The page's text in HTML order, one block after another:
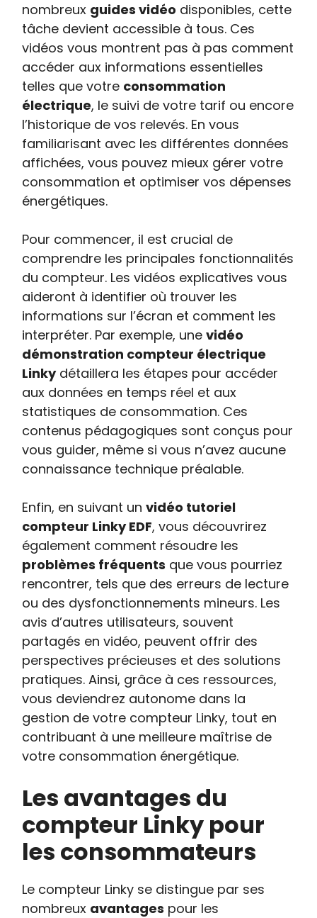
nombreux guides vidéo disponibles, cette
tâche devient accessible à tous. Ces
vidéos vous montrent pas à pas comment
accéder aux informations essentielles
telles que votre consommation
électrique, le suivi de votre tarif ou encore
l’historique de vos relevés. En vous
familiarisant avec les différentes données
affichées, vous pouvez mieux gérer votre
consommation et optimiser vos dépenses
énergétiques.
Pour commencer, il est crucial de
comprendre les principales fonctionnalités
du compteur. Les vidéos explicatives vous
aideront à identifier où trouver les
informations sur l’écran et comment les
interpréter. Par exemple, unevidéo
démonstration compteur électrique
Linkydétaillera les étapes pour accéder
aux données en temps réel et aux
statistiques de consommation. Ces
contenus pédagogiques sont conçus pour
vous guider, même si vous n’avez aucune
connaissance technique préalable.
Enfin, en suivant unvidéo tutoriel
compteur Linky EDF, vous découvrirez
également comment résoudre les
problèmes fréquents que vous pourriez
rencontrer, tels que des erreurs de lecture
ou des dysfonctionnements mineurs. Les
avis d’autres utilisateurs, souvent
partagés en vidéo, peuvent offrir des
perspectives précieuses et des solutions
pratiques. Ainsi, grâce à ces ressources,
vous deviendrez autonome dans la
gestion de votre compteur Linky, tout en
contribuant à une meilleure maîtrise de
votre consommation énergétique.
Les avantages du
compteur Linky pour
les consommateurs
Le compteur Linky se distingue par ses
nombreux avantages pour les